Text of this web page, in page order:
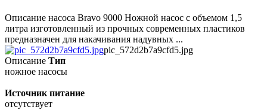
Описание насоса Bravo 9000 Ножной насос с объемом 1,5
литра изготовленный из прочных современных пластиков
предназначен для накачивания надувных ...
pic_572d2b7a9cfd5.jpg
Описание Тип
ножное насосы
Источник питание
отсутствует